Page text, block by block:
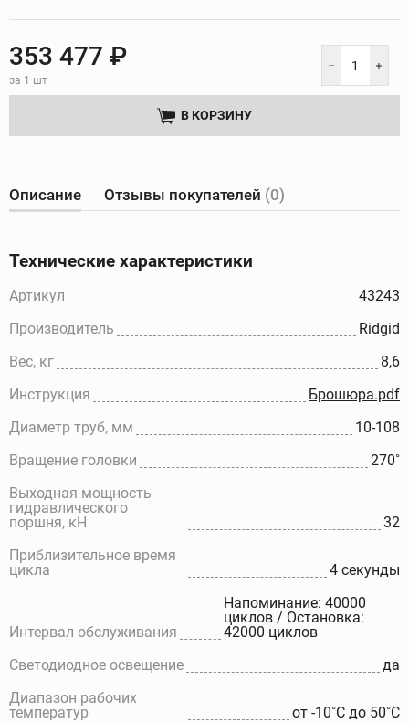
353 477 ₽
за 1 шт
В КОРЗИНУ
Описание Отзывы покупателей (0)
Технические характеристики
Артикул
43243
Производитель
Ridgid
Вес, кг
8,6
Инструкция
Брошюра.pdf
Диаметр труб, мм
10-108
Вращение головки
270˚
Выходная мощность
гидравлического
поршня, кН
32
Приблизительное время
цикла
4 секунды
Интервал обслуживания
Напоминание: 40000
циклов / Остановка:
42000 циклов
Светодиодное освещение
да
Диапазон рабочих
температур
от -10˚C до 50˚C